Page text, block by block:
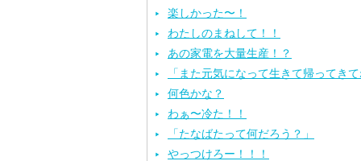
楽しかった〜！
わたしのまねして！！
あの家電を大量生産！？
「また元気になって生きて帰ってき
何色かな？
わぁ〜冷た！！
「たなばたって何だろう？」
やっつけろー！！！